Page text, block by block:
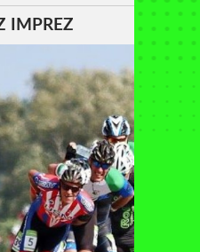
2025
2024
2023
2022
2021
IMPREZ